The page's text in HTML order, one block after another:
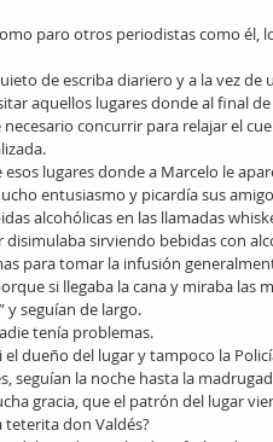
paro otros periodistas como
de escriba diariero y a la vez
aquellos lugares donde al final
concurrir para relajar el
lugares donde a Marcelo le
entusiasmo y picardía sus
alcohólicas en las llamadas
sirviendo bebidas con
para tomar la infusión
si llegaba la cana y miraba las
y seguían de largo.
tenía problemas.
el dueño del lugar y tampoco la
seguían la noche hasta la
gracia, que el patrón del lugar
teterita don Valdés?